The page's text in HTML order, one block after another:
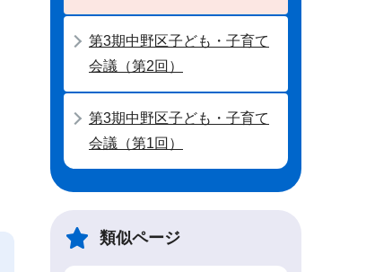
第3期中野区子ども・子育て
会議（第2回）
第3期中野区子ども・子育て
会議（第1回）
類似ページ